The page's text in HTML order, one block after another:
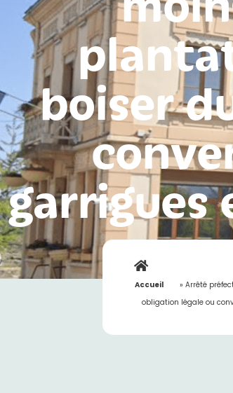
boiser
garrigues
Accueil » Arrêté
obligation légale ou